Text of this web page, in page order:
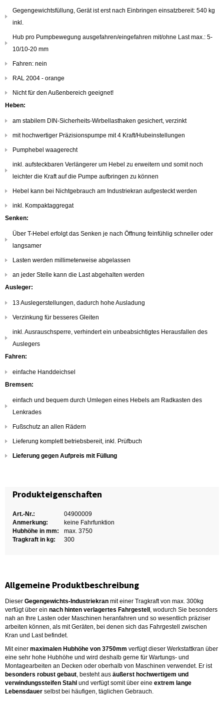
Gegengewichtsfüllung, Gerät ist erst nach Einbringen einsatzbereit: 540 kg
inkl.
Hub pro Pumpbewegung ausgefahren/eingefahren mit/ohne Last max.: 5-
10/10-20 mm
Fahren: nein
RAL 2004 - orange
Nicht für den Außenbereich geeignet!
Heben:
am stabilem DIN-Sicherheits-Wirbellasthaken gesichert, verzinkt
mit hochwertiger Präzisionspumpe mit 4 Kraft/Hubeinstellungen
Pumphebel waagerecht
inkl. aufsteckbaren Verlängerer um Hebel zu erweitern und somit noch
leichter die Kraft auf die Pumpe aufbringen zu können
Hebel kann bei Nichtgebrauch am Industriekran aufgesteckt werden
inkl. Kompaktaggregat
Senken:
Über T-Hebel erfolgt das Senken je nach Öffnung feinfühlig schneller oder
langsamer
Lasten werden millimeterweise abgelassen
an jeder Stelle kann die Last abgehalten werden
Ausleger:
13 Auslegerstellungen, dadurch hohe Ausladung
Verzinkung für besseres Gleiten
inkl. Ausrauschsperre, verhindert ein unbeabsichtigtes Herausfallen des
Auslegers
Fahren:
einfache Handdeichsel
Bremsen:
einfach und bequem durch Umlegen eines Hebels am Radkasten des
Lenkrades
Fußschutz an allen Rädern
Lieferung komplett betriebsbereit, inkl. Prüfbuch
Lieferung gegen Aufpreis mit Füllung
Produkteigenschaften
Art.-Nr.:
04900009
Anmerkung:
keine Fahrfunktion
Hubhöhe in mm:
max. 3750
Tragkraft in kg:
300
Allgemeine Produktbeschreibung
Dieser Gegengewichts-Industriekran mit einer Tragkraft von max. 300kg
verfügt über ein nach hinten verlagertes Fahrgestell , wodurch Sie besonders
nah an Ihre Lasten oder Maschinen heranfahren und so wesentlich präziser
arbeiten können, als mit Geräten, bei denen sich das Fahrgestell zwischen
Kran und Last befindet.
Mit einer maximalen Hubhöhe von 3750mm verfügt dieser Werkstattkran über
eine sehr hohe Hubhöhe und wird deshalb gerne für Wartungs- und
Montagearbeiten an Decken oder oberhalb von Maschinen verwendet. Er ist
besonders robust gebaut, besteht aus äußerst hochwertigem und
verwindungssteifen Stahl und verfügt somit über eine extrem lange
Lebensdauer selbst bei häufigen, täglichen Gebrauch.